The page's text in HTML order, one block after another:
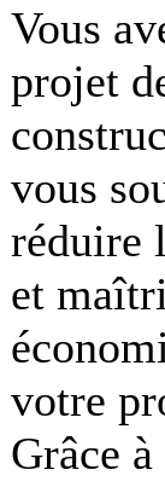
Vous
projet
vous
réduire
et
votre
Grâce